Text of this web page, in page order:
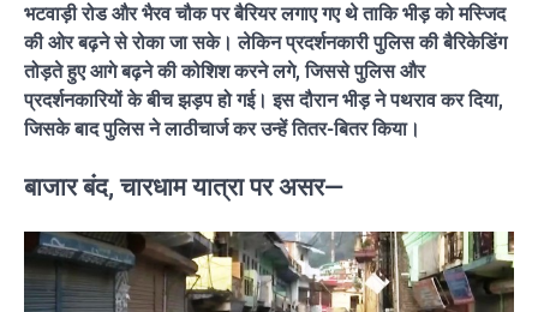
भटवाड़ी रोड और भैरव चौक पर बैरियर लगाए गए थे ताकि भीड़ को मस्जिद
की ओर बढ़ने से रोका जा सके। लेकिन प्रदर्शनकारी पुलिस की बैरिकेडिंग
तोड़ते हुए आगे बढ़ने की कोशिश करने लगे, जिससे पुलिस और
प्रदर्शनकारियों के बीच झड़प हो गई। इस दौरान भीड़ ने पथराव कर दिया,
जिसके बाद पुलिस ने लाठीचार्ज कर उन्हें तितर-बितर किया।
बाजार बंद, चारधाम यात्रा पर असर—